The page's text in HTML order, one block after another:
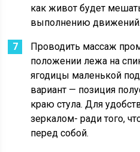
как живот будет
выполнению движений.
Проводить массаж
положении лежа на
ягодицы маленькой
вариант — позиция
краю стула. Для
зеркалом- ради того,
перед собой.